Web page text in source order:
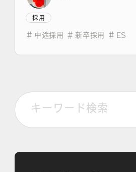
Webマーケティング
採用
＃ 中途採用 ＃ 新卒採用 ＃ ES